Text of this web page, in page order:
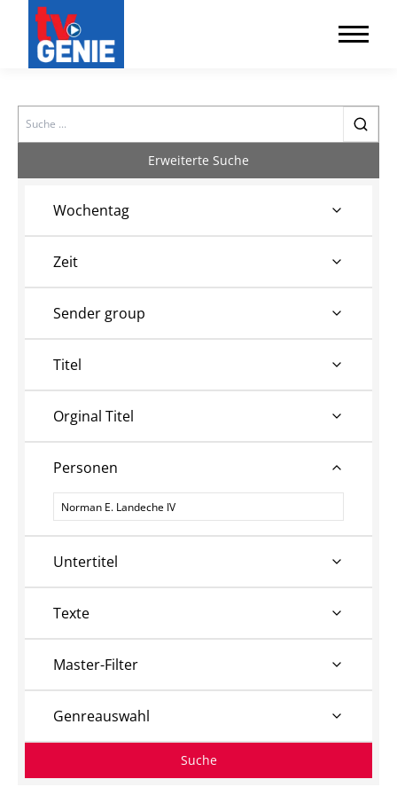
Search
Erweiterte Suche
Wochentag
Zeit
Sender group
Titel
Orginal Titel
Personen
Personen
Untertitel
Texte
Master-Filter
Genreauswahl
Suche